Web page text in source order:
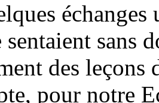
sentaient sans
des
pour notre